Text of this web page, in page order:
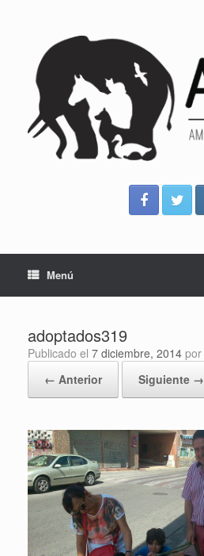
Menú
adoptados319
Publicado el 7 diciembre, 2014 por
← Anterior
Siguiente →